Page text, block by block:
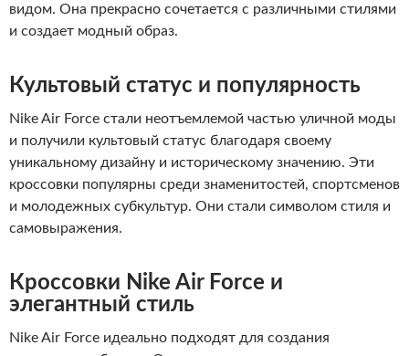
видом. Она прекрасно сочетается с различными стилями
и создает модный образ.
Культовый статус и популярность
Nike Air Force стали неотъемлемой частью уличной моды
и получили культовый статус благодаря своему
уникальному дизайну и историческому значению. Эти
кроссовки популярны среди знаменитостей, спортсменов
и молодежных субкультур. Они стали символом стиля и
самовыражения.
Кроссовки Nike Air Force и
элегантный стиль
Nike Air Force идеально подходят для создания